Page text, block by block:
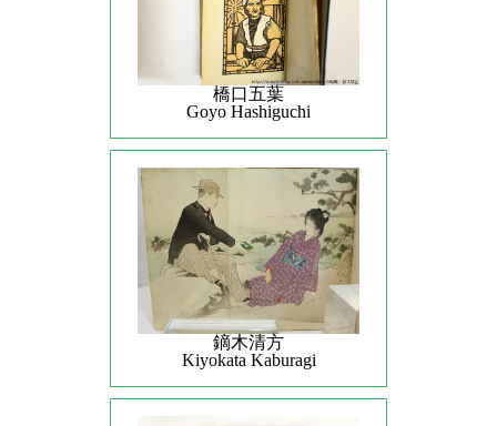
橋口五葉
Goyo Hashiguchi
鏑木清方
Kiyokata Kaburagi